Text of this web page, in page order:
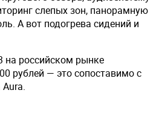
слепых зон, панорамную
А вот подогрева сидений и
на российском рынке
рублей — это сопоставимо с